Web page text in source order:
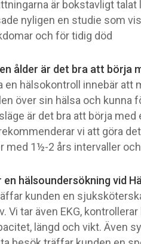
är bokstavligt
nyligen en studie som
och för tidig död
ålder är det bra att börja
en hälsokontroll innebär att
över sin hälsa och kunna
är det bra att börja
vi att göra
med 1½-2 års intervaller
en hälsoundersökning vid
kunden en
Vi tar även EKG,
längd och vikt. Även